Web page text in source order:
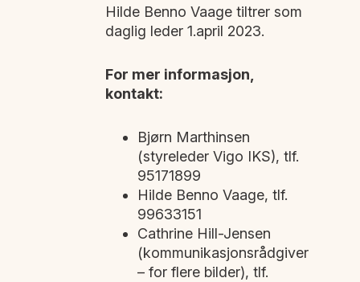
Hilde Benno Vaage tiltrer som
daglig leder 1.april 2023.
For mer informasjon,
kontakt:
Bjørn Marthinsen
(styreleder Vigo IKS), tlf.
95171899
Hilde Benno Vaage, tlf.
99633151
Cathrine Hill-Jensen
(kommunikasjonsrådgiver
– for flere bilder), tlf.